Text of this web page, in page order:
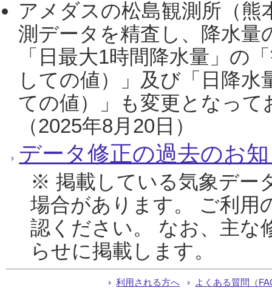
アメダスの松島観測所（熊
測データを精査し、降水
「日最大1時間降水量」の
しての値）」及び「日降
ての値）」も変更となっ
（2025年8月20日）
データ修正の過去のお
※ 掲載している気象デー
場合があります。 ご利用
認ください。 なお、主な
らせに掲載します。
利用される方へ よくある質問（